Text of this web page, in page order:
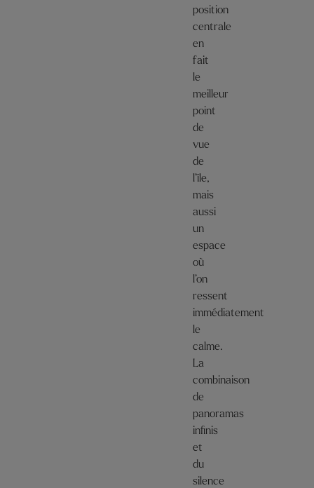
position
centrale
en
fait
le
meilleur
point
de
vue
de
l’île,
mais
aussi
un
espace
où
l’on
ressent
immédiatement
le
calme.
La
combinaison
de
panoramas
infinis
et
du
silence